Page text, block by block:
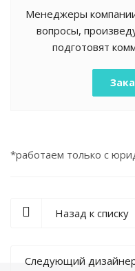
Менеджеры
вопросы,
подготовят
*работаем только с
Назад к списку
Следующий